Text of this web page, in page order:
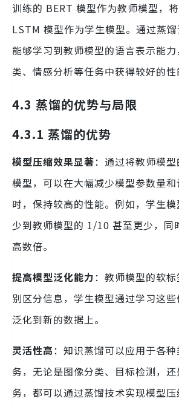
训练的 BERT 模型作为教师模型，
LSTM 模型作为学生模型。通过蒸
能够学习到教师模型的语言表示能
类、情感分析等任务中获得较好的性
4.3 蒸馏的优势与局限
4.3.1 蒸馏的优势
模型压缩效果显著：通过将教师模
模型，可以在大幅减少模型参数量
时，保持较高的性能。例如，学生
少到教师模型的 1/10 甚至更少，同
高数倍。
提高模型泛化能力：教师模型的软
别区分信息，学生模型通过学习这
泛化到新的数据上。
灵活性高：知识蒸馏可以应用于各
务，无论是图像分类、目标检测，
务，都可以通过蒸馏技术实现模型压